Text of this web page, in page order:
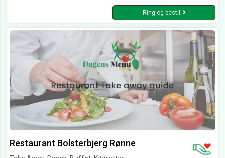
Ring og bestil
Restaurant Bolsterbjerg Rønne